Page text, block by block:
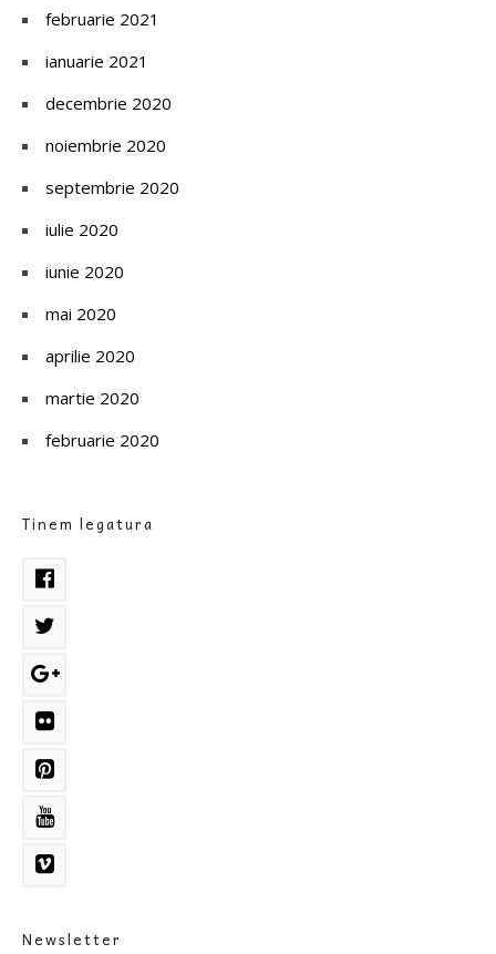
februarie 2021
ianuarie 2021
decembrie 2020
noiembrie 2020
septembrie 2020
iulie 2020
iunie 2020
mai 2020
aprilie 2020
martie 2020
februarie 2020
Tinem legatura
Newsletter